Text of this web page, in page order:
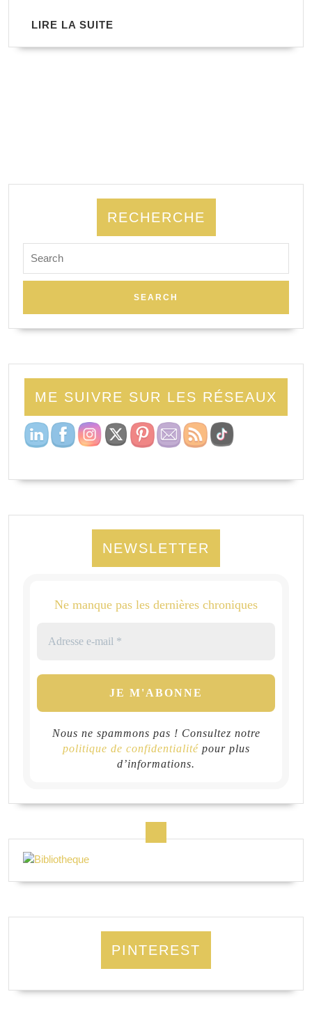
LIRE LA SUITE
RECHERCHE
for:
ME SUIVRE SUR LES RÉSEAUX
NEWSLETTER
Ne manque pas les dernières chroniques
Nous ne spammons pas ! Consultez notre
politique de confidentialitépour plus
d’informations.
PINTEREST